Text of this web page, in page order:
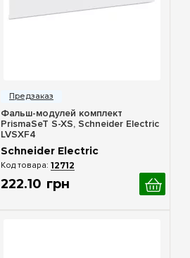
Фальш-модулей комплект
PrismaSeT S-XS, Schneider Electric
LVSXF4
Schneider Electric
12712
222.10 грн